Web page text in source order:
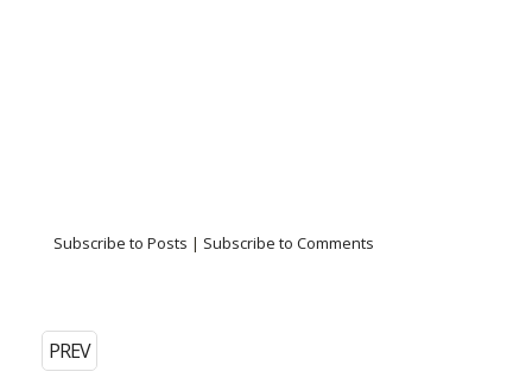
Subscribe to Posts | Subscribe to Comments
PREV